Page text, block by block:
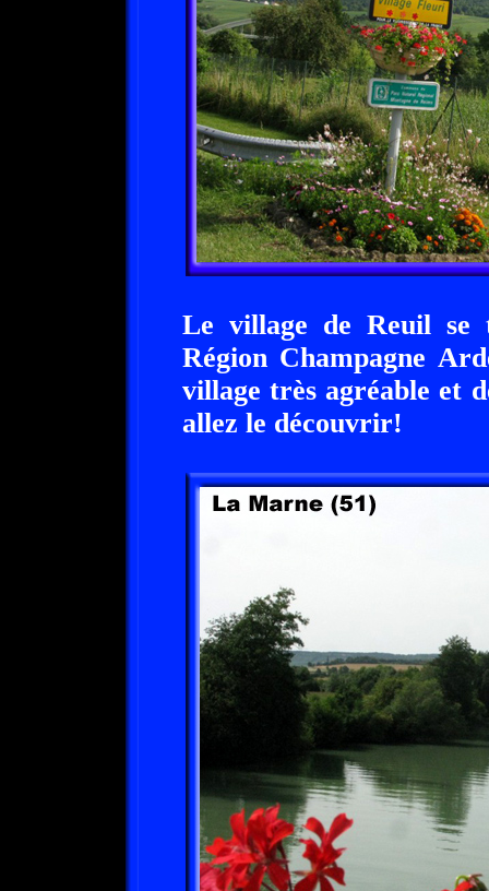
Le village de Reuil se
Région Champagne
village très agréable et
allez le découvrir!